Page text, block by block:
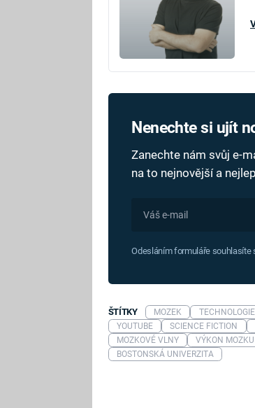
Nenechte si ujít
Zanechte nám svůj e-
na to nejnovější a
Odesláním formuláře souhlasíte
ŠTÍTKY MOZEK TECHNOLOGIE
YOUTUBE
SCIENCE FICTION
MOZKOVÉ VLNY
VÝKON MOZKU
BOSTONSKÁ UNIVERZITA